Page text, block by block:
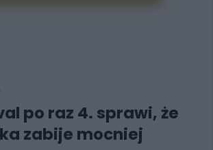
po raz 4. sprawi, że
zabije mocniej